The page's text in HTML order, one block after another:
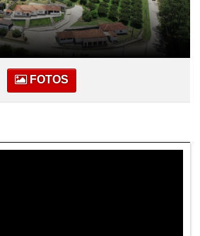
FOTOS